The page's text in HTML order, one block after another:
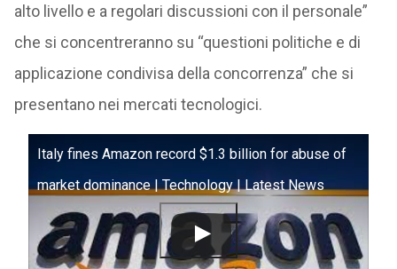
alto livello e a regolari discussioni con il personale”
che si concentreranno su “questioni politiche e di
applicazione condivisa della concorrenza” che si
presentano nei mercati tecnologici.
Italy fines Amazon record $1.3 billion for abuse of
market dominance | Technology | Latest News